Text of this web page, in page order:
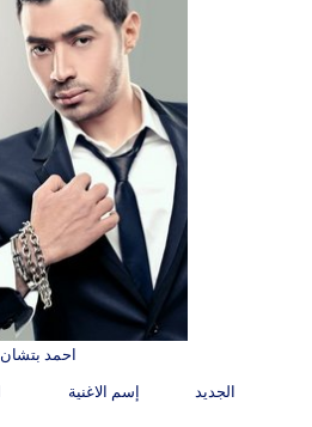
احمد بتشان
الجديد إسم الاغنية